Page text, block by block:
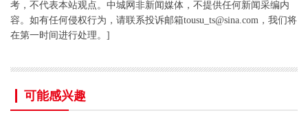
考，不代表本站观点。中城网非新闻媒体，不提供任何新闻采编内
容。如有任何侵权行为，请联系投诉邮箱tousu_ts@sina.com，我们将
在第一时间进行处理。]
可能感兴趣